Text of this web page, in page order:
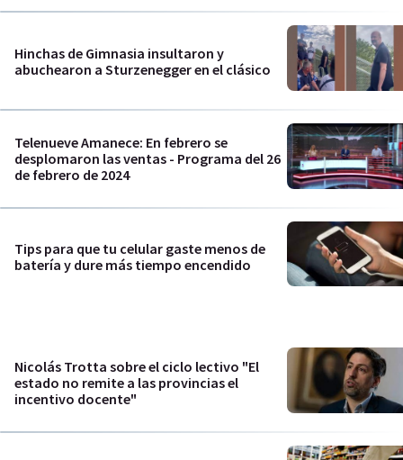
Hinchas de Gimnasia insultaron y
abuchearon a Sturzenegger en el clásico
Telenueve Amanece: En febrero se
desplomaron las ventas - Programa del 26
de febrero de 2024
Tips para que tu celular gaste menos de
batería y dure más tiempo encendido
Nicolás Trotta sobre el ciclo lectivo "El
estado no remite a las provincias el
incentivo docente"